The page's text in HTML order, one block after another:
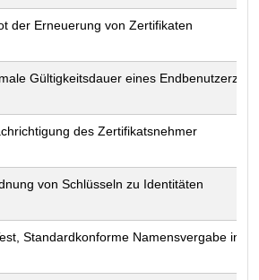
der Erneuerung von Zertifikaten
Gültigkeitsdauer eines
des Zertifikatsnehmer
von Schlüsseln zu Identitäten
Standardkonforme Namensvergabe in